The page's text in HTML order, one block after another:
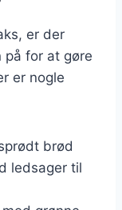
er der
for at gøre
er nogle
brød
ledsager til